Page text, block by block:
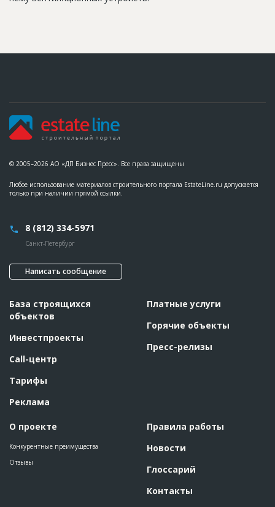
© 2005–2026 АО «ДП Бизнес Пресс». Все права защищены
Любое использование материалов строительного портала EstateLine.ru допускается
только при наличии прямой ссылки.
8 (812) 334-5971
Санкт-Петербург
Написать сообщение
База строящихся
объектов
Инвестпроекты
Call-центр
Тарифы
Реклама
О проекте
Конкурентные преимущества
Отзывы
Платные услуги
Горячие объекты
Пресс-релизы
Правила работы
Новости
Глоссарий
Контакты